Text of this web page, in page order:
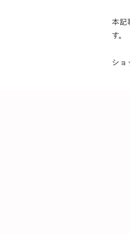
本記
す。
ショ